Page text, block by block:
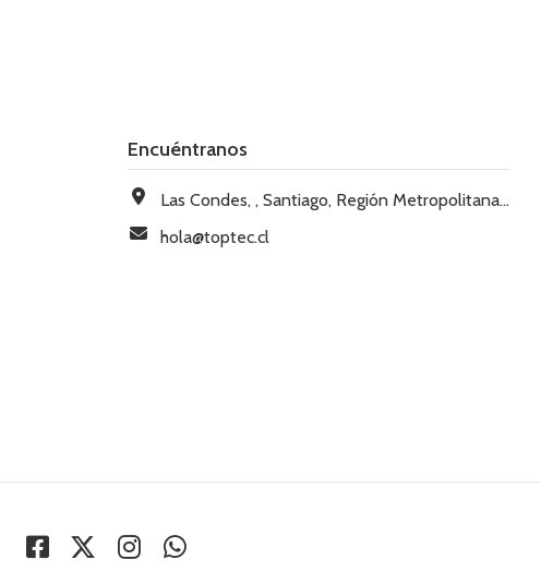
Encuéntranos
Las Condes, , Santiago, Región Metropolitana, Chile
hola@toptec.cl